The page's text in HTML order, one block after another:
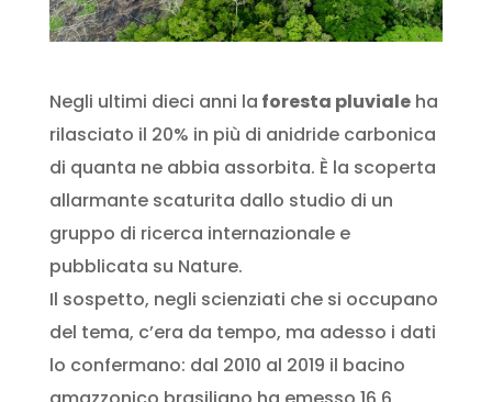
Negli ultimi dieci anni la foresta pluvialeha
rilasciato il 20% in più di anidride carbonica
di quanta ne abbia assorbita. È la scoperta
allarmante scaturita dallo studio di un
gruppo di ricerca internazionale e
pubblicata su Nature.
Il sospetto, negli scienziati che si occupano
del tema, c’era da tempo, ma adesso i dati
lo confermano: dal 2010 al 2019 il bacino